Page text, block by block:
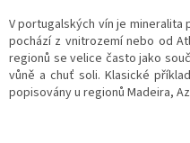
V portugalských vín je
pochází z vnitrozemí nebo od
regionů se velice často jako
vůně a chuť soli. Klasické
popisovány u regionů Madeira,